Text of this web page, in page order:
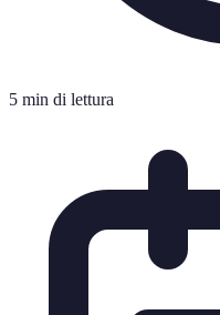
5 min di lettura